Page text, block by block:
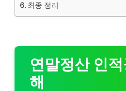
최종 정리
연말정산 인
해